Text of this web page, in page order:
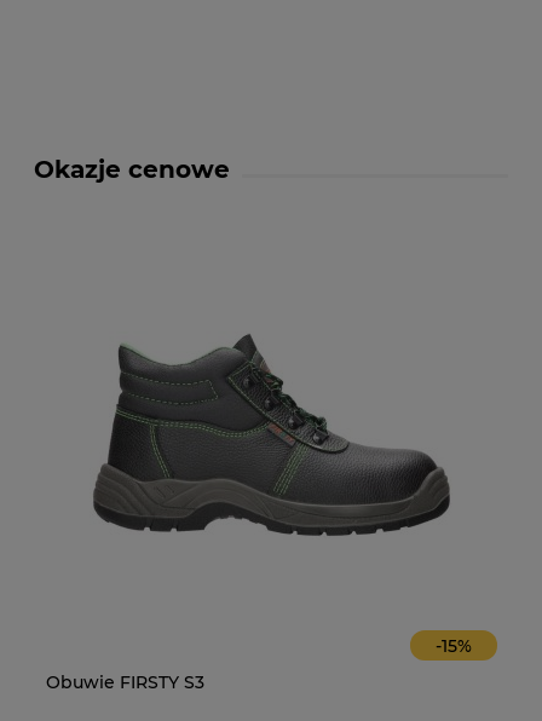
Okazje cenowe
-15%
Obuwie FIRSTY S3